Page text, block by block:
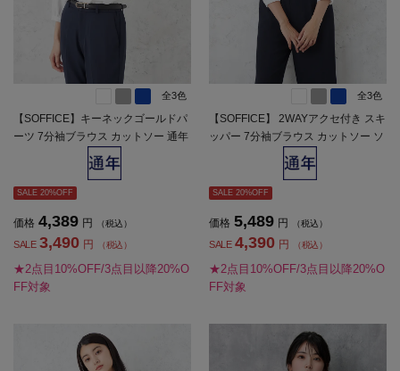
全3色
【SOFFICE】キーネックゴールドパ
ーツ 7分袖ブラウス カットソー 通年
SALE 20%OFF
価格 4,389 円 （税込）
SALE 3,490 円 （税込）
★2点目10%OFF/3点目以降20%O
FF対象
全3色
【SOFFICE】 2WAYアクセ付き スキ
ッパー 7分袖ブラウス カットソー ソ
フィーチェ 通年 【レディース】
SALE 20%OFF
価格 5,489 円 （税込）
SALE 4,390 円 （税込）
★2点目10%OFF/3点目以降20%O
FF対象